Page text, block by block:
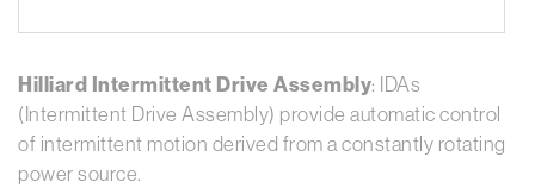
Hilliard Intermittent Drive Assembly: IDAs
(Intermittent Drive Assembly) provide automatic control
of intermittent motion derived from a constantly rotating
power source.